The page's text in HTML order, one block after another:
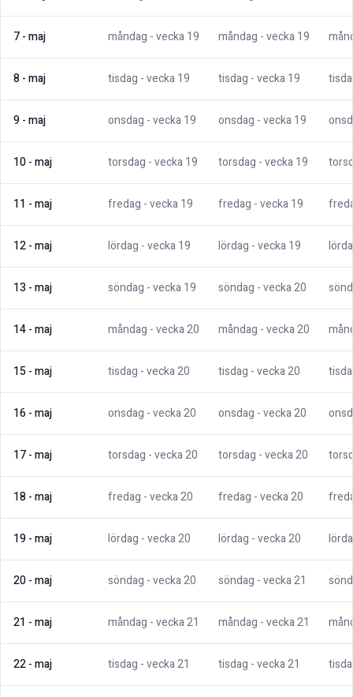
7-maj måndag - vecka19 måndag - vecka19
8-maj tisdag - vecka19 tisdag - vecka19
9-maj onsdag - vecka19 onsdag - vecka19
10-maj torsdag - vecka19 torsdag - vecka19
11 -maj fredag - vecka19 fredag - vecka19
12-maj lördag - vecka19 lördag - vecka19
13 -maj söndag - vecka19 söndag - vecka20
14-maj måndag - vecka20 måndag - vecka20
15-maj tisdag - vecka20 tisdag - vecka20
16-maj onsdag - vecka20 onsdag - vecka20
17-maj torsdag - vecka20 torsdag - vecka20
18-maj fredag - vecka20 fredag - vecka20
19-maj lördag - vecka20 lördag - vecka20
20-maj söndag - vecka20 söndag - vecka21
21 -maj måndag - vecka21 måndag - vecka21
22-maj tisdag - vecka21 tisdag - vecka21